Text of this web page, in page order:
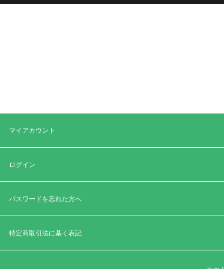
マイアカウント
ログイン
パスワードを忘れた方へ
特定商取引法に基く表記